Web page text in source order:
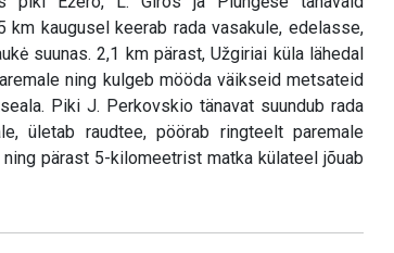
kaugusel keerab rada vasakule, edelasse,
suunas. 2,1 km pärast, Užgiriai küla lähedal
ning kulgeb mööda väikseid metsateid
Piki J. Perkovskio tänavat suundub rada
ületab raudtee, pöörab ringteelt paremale
pärast 5-kilomeetrist matka külateel jõuab